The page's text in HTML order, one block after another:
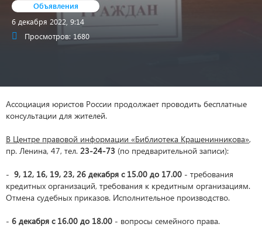
Объявления
6 декабря 2022, 9:14
Просмотров: 1680
Ассоциация юристов России продолжает проводить бесплатные
консультации для жителей.
В Центре правовой информации «Библиотека Крашенинникова»,
пр. Ленина, 47, тел. 23-24-73 (по предварительной записи):
- 9, 12, 16, 19, 23, 26 декабря с 15.00 до 17.00 - требования
кредитных организаций, требования к кредитным организациям.
Отмена судебных приказов. Исполнительное производство.
- 6 декабря с 16.00 до 18.00 - вопросы семейного права.